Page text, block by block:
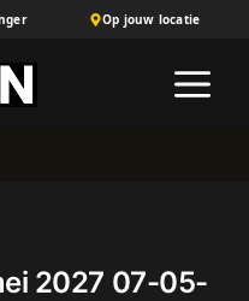
Op jouw locatie
2027 07-05-